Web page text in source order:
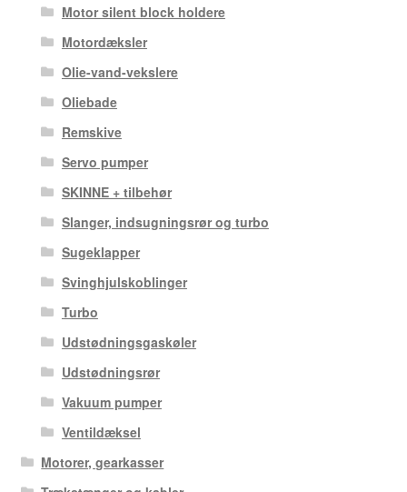
Motor silent block holdere
Motordæksler
Olie-vand-vekslere
Oliebade
Remskive
Servo pumper
SKINNE + tilbehør
Slanger, indsugningsrør og turbo
Sugeklapper
Svinghjulskoblinger
Turbo
Udstødningsgaskøler
Udstødningsrør
Vakuum pumper
Ventildæksel
Motorer, gearkasser